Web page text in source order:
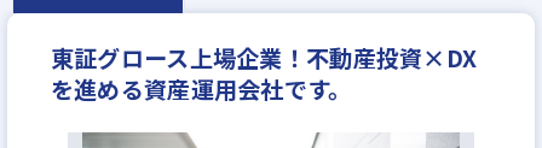
女性が活躍中
土日休みあり
完全週休2日
年間休日120日以上
不動産ITベンチャー
年収500万円
月給40万円
東証グロース上場企業！不動産投資×DX
を進める資産運用会社です。